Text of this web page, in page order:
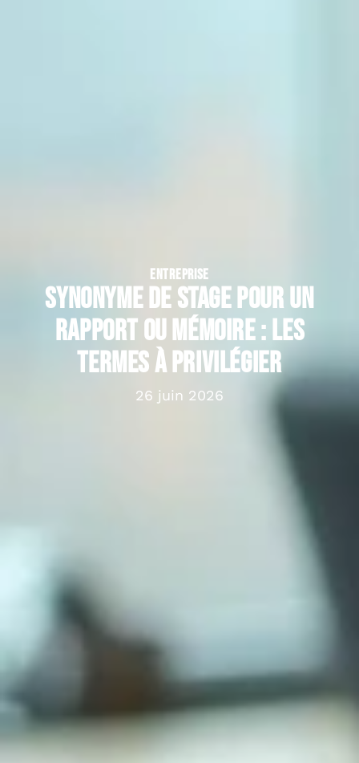
ENTREPRISE
Synonyme de stage pour un
rapport ou mémoire : les
termes à privilégier
26 juin 2026